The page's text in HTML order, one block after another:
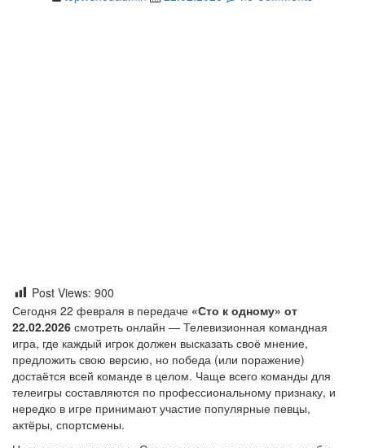
Post Views: 900
Сегодня 22 февраля в передаче «Сто к одному» от
22.02.2026 смотреть онлайн — Телевизионная командная
игра, где каждый игрок должен высказать своё мнение,
предложить свою версию, но победа (или поражение)
достаётся всей команде в целом. Чаще всего команды для
телеигры составляются по профессиональному признаку, и
нередко в игре принимают участие популярные певцы,
актёры, спортсмены.